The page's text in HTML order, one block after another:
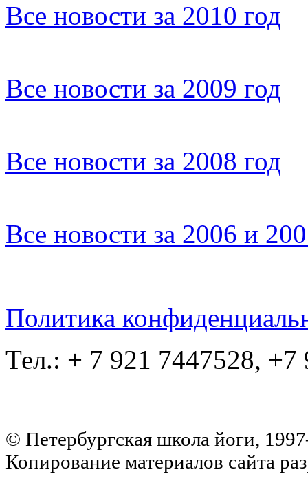
Все новости за 2010 год
Все новости за 2009 год
Все новости за 2008 год
Все новости за 2006 и
Политика
Тел.: + 7 921 7447528, +7
© Петербургская школа йоги,
Копирование материалов сайта